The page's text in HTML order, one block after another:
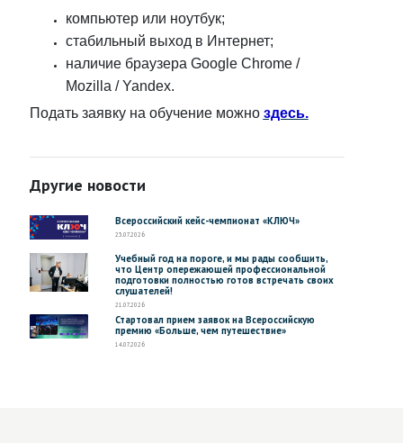
компьютер или ноутбук;
стабильный выход в Интернет;
наличие браузера Google Chrome /
Mоzilla / Yandex.
Подать заявку на обучение можно здесь.
Другие новости
Всероссийский кейс-чемпионат «КЛЮЧ»
23.07.2026
Учебный год на пороге, и мы рады сообщить,
что Центр опережающей профессиональной
подготовки полностью готов встречать своих
слушателей!
21.07.2026
Стартовал прием заявок на Всероссийскую
премию «Больше, чем путешествие»
14.07.2026